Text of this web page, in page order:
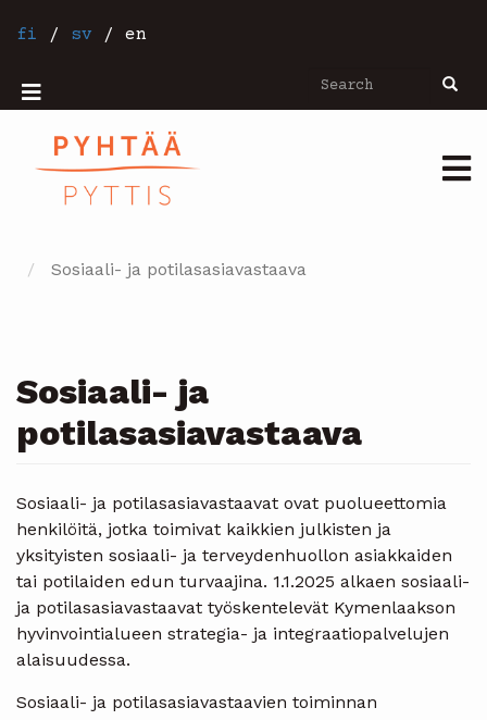
fi / sv / en
Search
Mobiilivalikko
Sosiaali- ja potilasasiavastaava
Sosiaali- ja
potilasasiavastaava
Sosiaali- ja potilasasiavastaavat ovat puolueettomia
henkilöitä, jotka toimivat kaikkien julkisten ja
yksityisten sosiaali- ja terveydenhuollon asiakkaiden
tai potilaiden edun turvaajina. 1.1.2025 alkaen sosiaali-
ja potilasasiavastaavat työskentelevät Kymenlaakson
hyvinvointialueen strategia- ja integraatiopalvelujen
alaisuudessa.
Sosiaali- ja potilasasiavastaavien toiminnan